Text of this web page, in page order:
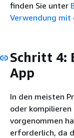
finden Sie unter
Verwendung mit
Schritt 4:
App
In den meisten
oder kompilieren
vorgenommen
erforderlich, da